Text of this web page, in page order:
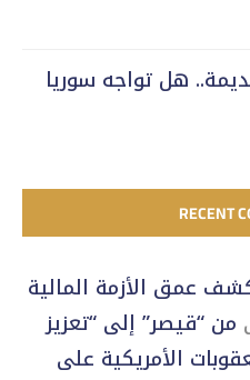
هل تواجه سوريا
RECENT
عمق الأزمة المالية
من “قيصر” إلى “تعزيز
الأمريكية على